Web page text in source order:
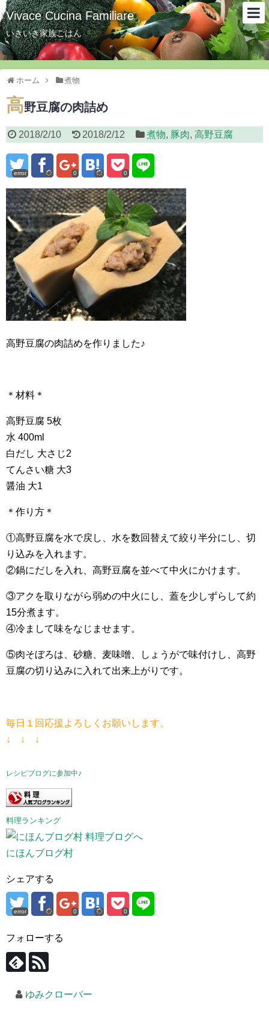
Vivace Cucina Familiare
いきいき家族ごはん
ホーム 煮物
高野豆腐の肉詰め
2018/2/10 2018/2/12 煮物, 豚肉,高野豆腐
error 0 0
高野豆腐の肉詰めを作りました♪
＊材料＊
高野豆腐 5枚
水 400ml
白だし 大さじ2
てんさい糖 大3
醤油 大1
＊作り方＊
①高野豆腐を水で戻し、水を数回替えて絞り半分にし、切
り込みを入れます。
②鍋にだしを入れ、高野豆腐を並べて中火にかけます。
③アクを取りながら弱めの中火にし、蓋を少しずらして約
15分煮ます。
④冷まして味をなじませます。
⑤肉そぼろは、砂糖、麦味噌、しょうがで味付けし、高野
豆腐の切り込みに入れて出来上がりです。
毎日１回応援よろしくお願いします。
↓ ↓ ↓
レシピブログに参加中♪
料理ランキング
にほんブログ村
シェアする
error 0 0
フォローする
ゆみクローバー